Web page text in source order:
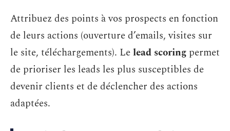
Attribuez des points à vos prospects en fonction
de leurs actions (ouverture d’emails, visites sur
le site, téléchargements). Lelead scoring permet
de prioriser les leads les plus susceptibles de
devenir clients et de déclencher des actions
adaptées.